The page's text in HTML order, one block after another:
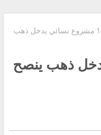
أضمن 12 مشروع نسائي يدخل ذهب
يدخل ذهب ينصح